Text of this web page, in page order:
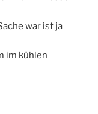
war ist ja
im kühlen